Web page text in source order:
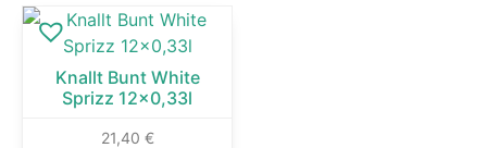
Knallt Bunt White
Sprizz 12×0,33l
21,40 €